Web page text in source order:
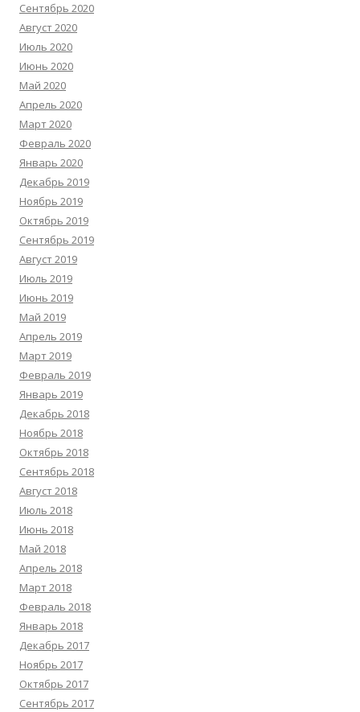
Сентябрь 2020
Август 2020
Июль 2020
Июнь 2020
Май 2020
Апрель 2020
Март 2020
Февраль 2020
Январь 2020
Декабрь 2019
Ноябрь 2019
Октябрь 2019
Сентябрь 2019
Август 2019
Июль 2019
Июнь 2019
Май 2019
Апрель 2019
Март 2019
Февраль 2019
Январь 2019
Декабрь 2018
Ноябрь 2018
Октябрь 2018
Сентябрь 2018
Август 2018
Июль 2018
Июнь 2018
Май 2018
Апрель 2018
Март 2018
Февраль 2018
Январь 2018
Декабрь 2017
Ноябрь 2017
Октябрь 2017
Сентябрь 2017